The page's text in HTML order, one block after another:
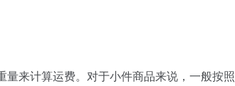
量来计算运费。对于小件商品来说，一般按